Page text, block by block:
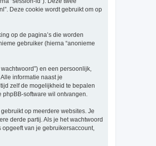
Deze cookie wordt gebruikt om op
op de pagina’s die worden
gebruiker (hierna “anonieme
en een persoonlijk,
informatie naast je
zelf de mogelijkheid te bepalen
phpBB-software wil ontvangen.
op meerdere websites. Je
derde partij. Als je het wachtwoord
van je gebruikersaccount,